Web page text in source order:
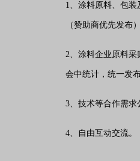
1、涂料原料、包
（赞助商优先发布
2、涂料企业原料
会中统计，统一发
3、技术等合作需求
4、自由互动交流。